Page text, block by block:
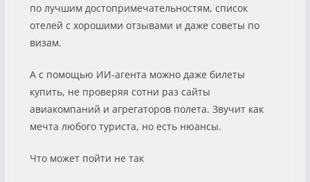
по лучшим достопримечательностям, список
отелей с хорошими отзывами и даже советы по
визам.
А с помощью ИИ-агента можно даже билеты
купить, не проверяя сотни раз сайты
авиакомпаний и агрегаторов полета. Звучит как
мечта любого туриста, но есть нюансы.
Что может пойти не так